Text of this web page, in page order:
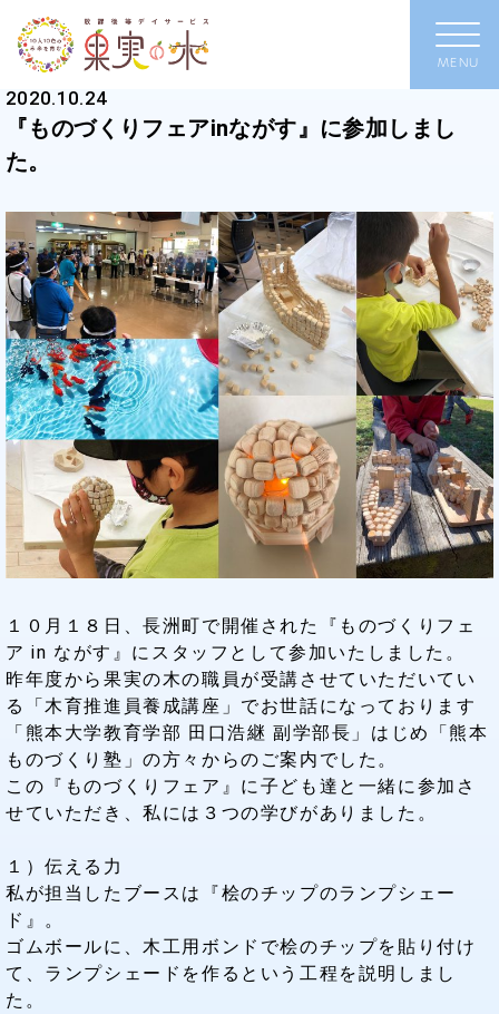
2020.10.24
『ものづくりフェアinながす』に参加しまし
た。
１０月１８日、長洲町で開催された『ものづくりフェ
ア in ながす』にスタッフとして参加いたしました。
昨年度から果実の木の職員が受講させていただいてい
る「木育推進員養成講座」でお世話になっております
「熊本大学教育学部 田口浩継 副学部長」はじめ「熊本
ものづくり塾」の方々からのご案内でした。
この『ものづくりフェア』に子ども達と一緒に参加さ
せていただき、私には３つの学びがありました。
１）伝える力
私が担当したブースは『桧のチップのランプシェー
ド』。
ゴムボールに、木工用ボンドで桧のチップを貼り付け
て、ランプシェードを作るという工程を説明しまし
た。